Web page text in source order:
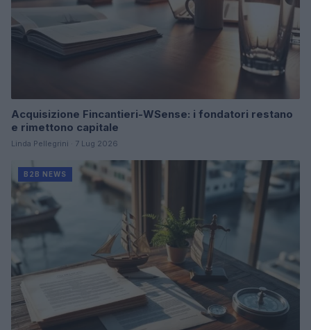
Acquisizione Fincantieri-WSense: i fondatori restano
e rimettono capitale
Linda Pellegrini · 7 Lug 2026
B2B NEWS